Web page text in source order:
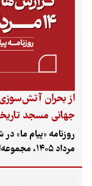
از بحران
جهانی مسجد
مرداد